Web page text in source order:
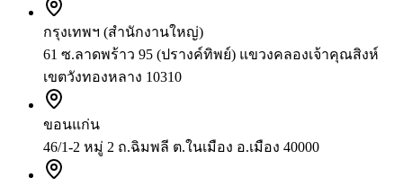
กรุงเทพฯ (สำนักงานใหญ่)
61 ซ.ลาดพร้าว 95 (ปรางค์ทิพย์) แขวงคลองเจ้าคุณสิงห์
เขตวังทองหลาง 10310
ขอนแก่น
46/1-2 หมู่ 2 ถ.ฉิมพลี ต.ในเมือง อ.เมือง 40000